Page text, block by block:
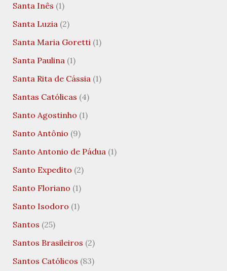
Santa Inês (1)
Santa Luzia(2)
Santa Maria Goretti(1)
Santa Paulina(1)
Santa Rita de Cássia(1)
Santas Católicas (4)
Santo Agostinho (1)
Santo Antônio (9)
Santo Antonio de Pádua(1)
Santo Expedito (2)
Santo Floriano (1)
Santo Isodoro (1)
Santos (25)
Santos Brasileiros (2)
Santos Católicos (83)